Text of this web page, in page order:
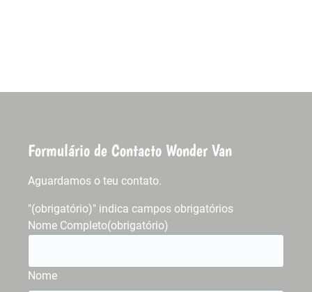
Formulário de Contacto Wonder Van
Aguardamos o teu contato.
"(obrigatório)" indica campos obrigatórios
Nome Completo(obrigatório)
Nome